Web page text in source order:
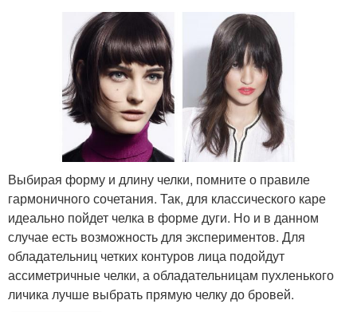
Выбирая форму и длину челки, помните о правиле
гармоничного сочетания. Так, для классического каре
идеально пойдет челка в форме дуги. Но и в данном
случае есть возможность для экспериментов. Для
обладательниц четких контуров лица подойдут
ассиметричные челки, а обладательницам пухленького
личика лучше выбрать прямую челку до бровей.